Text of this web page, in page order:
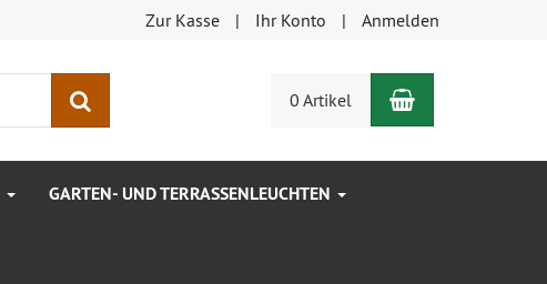
Zur Kasse Ihr Konto Anmelden
0 Artikel Warenkorb
GARTEN- UND TERRASSENLEUCHTEN